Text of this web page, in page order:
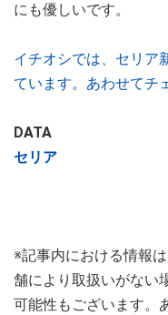
にも優しいです。
イチオシでは、セリア
ています。あわせてチ
DATA
セリア
※記事内における情報
舗により取扱いがない
可能性もございます。